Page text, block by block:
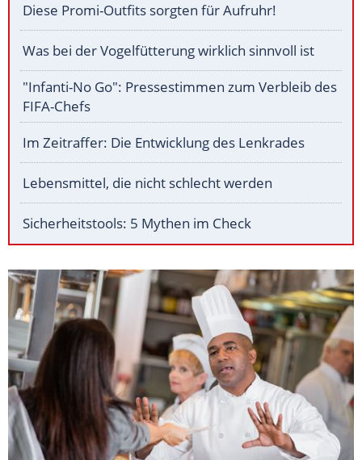
Diese Promi-Outfits sorgten für Aufruhr!
Was bei der Vogelfütterung wirklich sinnvoll ist
"Infanti-No Go": Pressestimmen zum Verbleib des
FIFA-Chefs
Im Zeitraffer: Die Entwicklung des Lenkrades
Lebensmittel, die nicht schlecht werden
Sicherheitstools: 5 Mythen im Check